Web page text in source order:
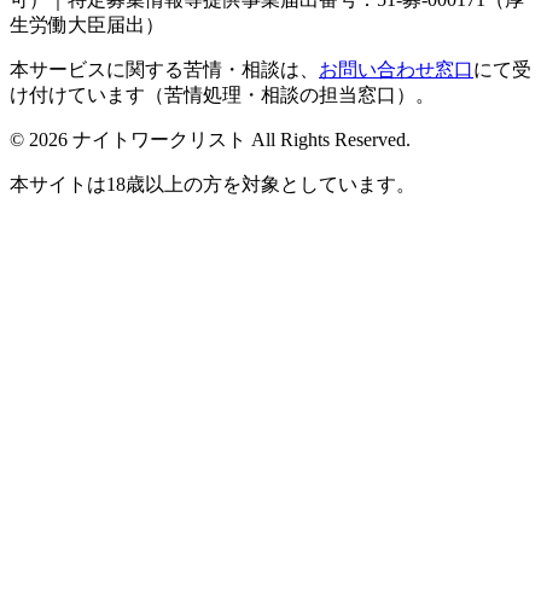
生労働大臣届出）
本サービスに関する苦情・相談は、 お問い合わせ窓口にて受
け付けています（苦情処理・相談の担当窓口）。
© 2026 ナイトワークリスト All Rights Reserved.
本サイトは18歳以上の方を対象としています。